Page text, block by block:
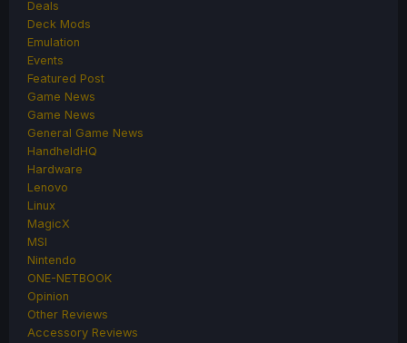
Deals
Deck Mods
Emulation
Events
Featured Post
Game News
Game News
General Game News
HandheldHQ
Hardware
Lenovo
Linux
MagicX
MSI
Nintendo
ONE-NETBOOK
Opinion
Other Reviews
Accessory Reviews